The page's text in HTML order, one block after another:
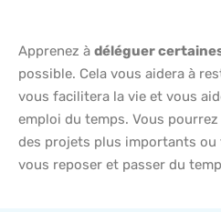
Apprenez à déléguer
possible. Cela vous aidera à
vous facilitera la vie et vous
emploi du temps. Vous
des projets plus importants
vous reposer et passer du